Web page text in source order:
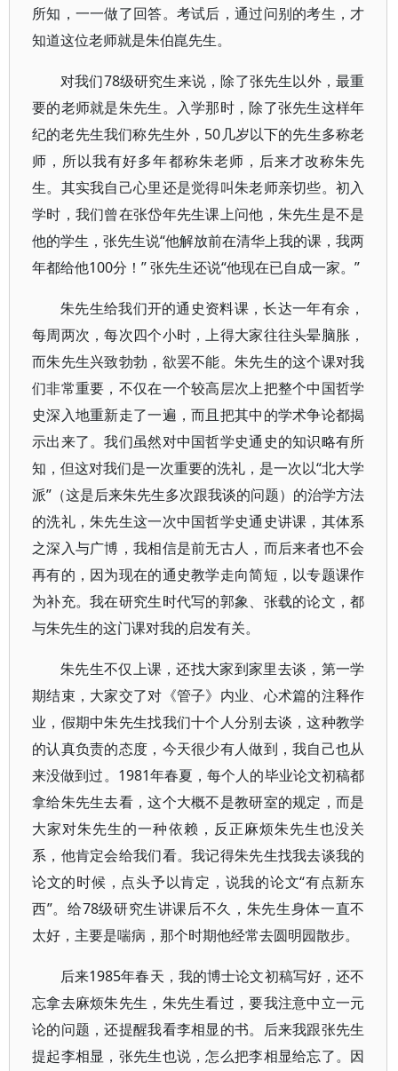
所知，一一做了回答。考试后，通过问别的考生，才
知道这位老师就是朱伯崑先生。
对我们78级研究生来说，除了张先生以外，最重
要的老师就是朱先生。入学那时，除了张先生这样年
纪的老先生我们称先生外，50几岁以下的先生多称老
师，所以我有好多年都称朱老师，后来才改称朱先
生。其实我自己心里还是觉得叫朱老师亲切些。初入
学时，我们曾在张岱年先生课上问他，朱先生是不是
他的学生，张先生说“他解放前在清华上我的课，我两
年都给他100分！” 张先生还说“他现在已自成一家。”
朱先生给我们开的通史资料课，长达一年有余，
每周两次，每次四个小时，上得大家往往头晕脑胀，
而朱先生兴致勃勃，欲罢不能。朱先生的这个课对我
们非常重要，不仅在一个较高层次上把整个中国哲学
史深入地重新走了一遍，而且把其中的学术争论都揭
示出来了。我们虽然对中国哲学史通史的知识略有所
知，但这对我们是一次重要的洗礼，是一次以“北大学
派”（这是后来朱先生多次跟我谈的问题）的治学方法
的洗礼，朱先生这一次中国哲学史通史讲课，其体系
之深入与广博，我相信是前无古人，而后来者也不会
再有的，因为现在的通史教学走向简短，以专题课作
为补充。我在研究生时代写的郭象、张载的论文，都
与朱先生的这门课对我的启发有关。
朱先生不仅上课，还找大家到家里去谈，第一学
期结束，大家交了对《管子》内业、心术篇的注释作
业，假期中朱先生找我们十个人分别去谈，这种教学
的认真负责的态度，今天很少有人做到，我自己也从
来没做到过。1981年春夏，每个人的毕业论文初稿都
拿给朱先生去看，这个大概不是教研室的规定，而是
大家对朱先生的一种依赖，反正麻烦朱先生也没关
系，他肯定会给我们看。我记得朱先生找我去谈我的
论文的时候，点头予以肯定，说我的论文“有点新东
西”。给78级研究生讲课后不久，朱先生身体一直不
太好，主要是喘病，那个时期他经常去圆明园散步。
后来1985年春天，我的博士论文初稿写好，还不
忘拿去麻烦朱先生，朱先生看过，要我注意中立一元
论的问题，还提醒我看李相显的书。后来我跟张先生
提起李相显，张先生也说，怎么把李相显给忘了。因